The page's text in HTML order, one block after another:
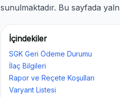
sunulmaktadır. Bu sayfada
İçindekiler
SGK Geri Ödeme Durumu
İlaç Bilgileri
Rapor ve Reçete Koşulları
Varyant Listesi